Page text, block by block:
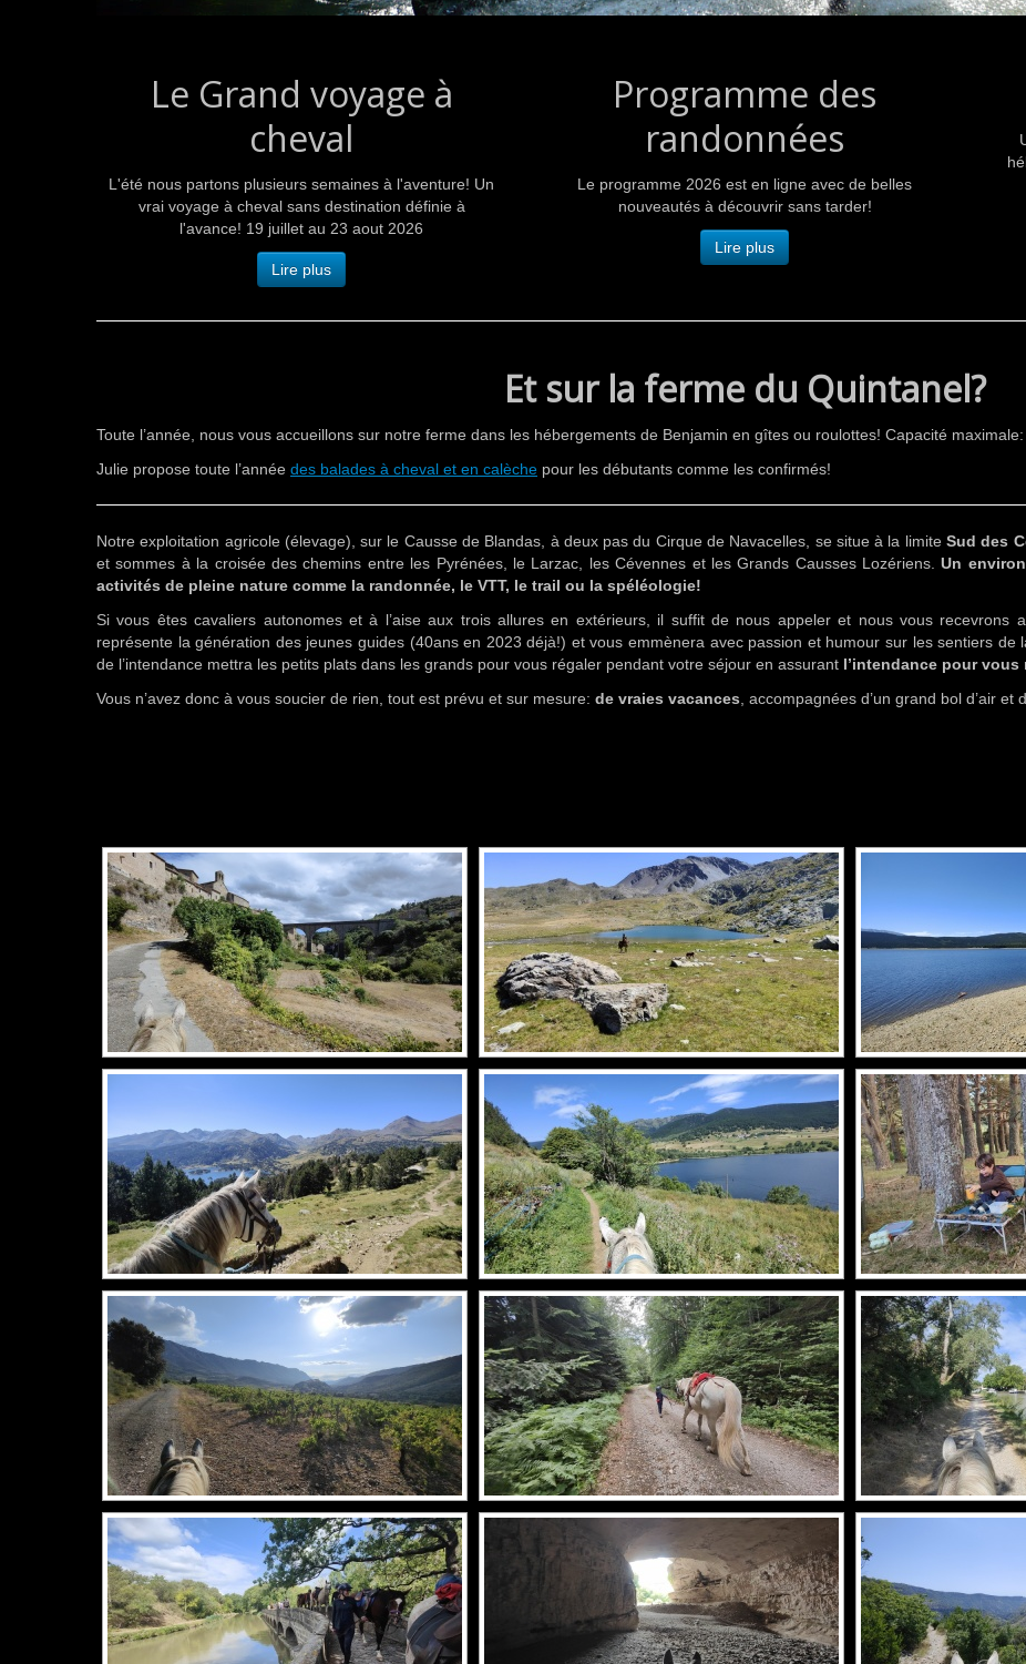
Le Grand voyage à
cheval
L'été nous partons plusieurs semaines à l'aventure! Un
vrai voyage à cheval sans destination définie à
l'avance! 19 juillet au 23 aout 2026
Lire plus
Programme des
randonnées
Le programme 2026 est en ligne avec de belles
nouveautés à découvrir sans tarder!
Lire plus
Et sur la ferme du Quintanel?
Toute l’année, nous vous accueillons sur notre ferme dans les hébergements de Benjamin en gîtes ou roulottes! Capacité
Julie propose toute l’année des balades à cheval et en calèche pour les débutants comme les confirmés!
Notre exploitation agricole (élevage), sur le Causse de Blandas, à deux pas du Cirque de Navacelles, se situe à la limite Sud des
et sommes à la croisée des chemins entre les Pyrénées, le Larzac, les Cévennes et les Grands Causses Lozériens.Un
activités de pleine nature comme la randonnée, le VTT, le trail ou la spéléologie!
Si vous êtes cavaliers autonomes et à l’aise aux trois allures en extérieurs, il suffit de nous appeler et nous vous recevrons
représente la génération des jeunes guides (40ans en 2023 déjà!) et vous emmènera avec passion et humour sur les sentiers
de l’intendance mettra les petits plats dans les grands pour vous régaler pendant votre séjour en assurant l’intendance pour
Vous n’avez donc à vous soucier de rien, tout est prévu et sur mesure: de vraies vacances , accompagnées d’un grand bol d’air et